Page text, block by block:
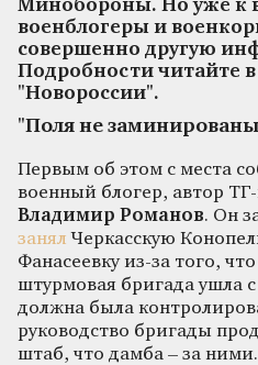
Минобороны. Но уже к
военблогеры и
совершенно другую
Подробности читайте
"Новороссии".
"Поля не
Первым об этом с места
военный блогер, автор
Владимир Романов. Он
занялЧеркасскую
Фанасеевку из-за того,
штурмовая бригада ушла
должна была
руководство бригады
штаб, что дамба – за ними.